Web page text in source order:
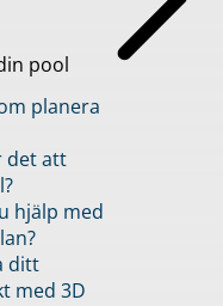
pool
planera
det att
hjälp med
ditt
med 3D